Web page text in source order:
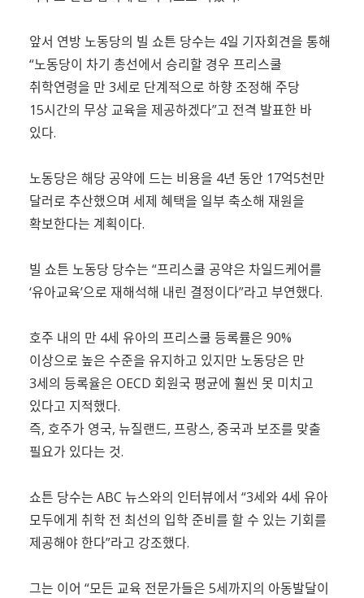
앞서 연방 노동당의 빌 쇼튼 당수는 4일 기자회견을 통해
“노동당이 차기 총선에서 승리할 경우 프리스쿨
취학연령을 만 3세로 단계적으로 하향 조정해 주당
15시간의 무상 교육을 제공하겠다”고 전격 발표한 바
있다.
노동당은 해당 공약에 드는 비용을 4년 동안 17억5천만
달러로 추산했으며 세제 혜택을 일부 축소해 재원을
확보한다는 계획이다.
빌 쇼튼 노동당 당수는 “프리스쿨 공약은 차일드케어를
‘유아교육’으로 재해석해 내린 결정이다”라고 부연했다.
호주 내의 만 4세 유아의 프리스쿨 등록률은 90%
이상으로 높은 수준을 유지하고 있지만 노동당은 만
3세의 등록율은 OECD 회원국 평균에 훨씬 못 미치고
있다고 지적했다.
즉, 호주가 영국, 뉴질랜드, 프랑스, 중국과 보조를 맞출
필요가 있다는 것.
쇼튼 당수는 ABC 뉴스와의 인터뷰에서 “3세와 4세 유아
모두에게 취학 전 최선의 입학 준비를 할 수 있는 기회를
제공해야 한다”라고 강조했다.
그는 이어 “모든 교육 전문가들은 5세까지의 아동발달이